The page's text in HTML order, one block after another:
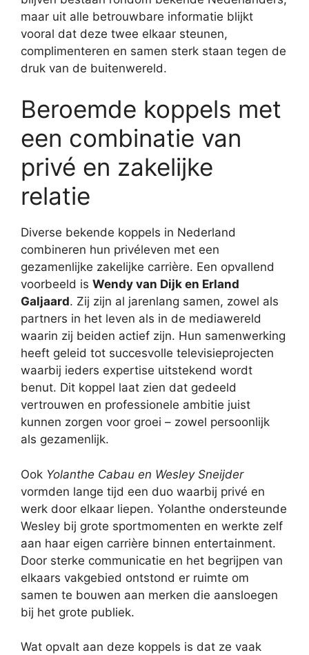
maar uit alle betrouwbare informatie blijkt
vooral dat deze twee elkaar steunen,
complimenteren en samen sterk staan tegen de
druk van de buitenwereld.
Beroemde koppels met
een combinatie van
privé en zakelijke
relatie
Diverse bekende koppels in Nederland
combineren hun privéleven met een
gezamenlijke zakelijke carrière. Een opvallend
voorbeeld is Wendy van Dijk en Erland
Galjaard. Zij zijn al jarenlang samen, zowel als
partners in het leven als in de mediawereld
waarin zij beiden actief zijn. Hun samenwerking
heeft geleid tot succesvolle televisieprojecten
waarbij ieders expertise uitstekend wordt
benut. Dit koppel laat zien dat gedeeld
vertrouwen en professionele ambitie juist
kunnen zorgen voor groei – zowel persoonlijk
als gezamenlijk.
Ook Yolanthe Cabau en Wesley Sneijder
vormden lange tijd een duo waarbij privé en
werk door elkaar liepen. Yolanthe ondersteunde
Wesley bij grote sportmomenten en werkte zelf
aan haar eigen carrière binnen entertainment.
Door sterke communicatie en het begrijpen van
elkaars vakgebied ontstond er ruimte om
samen te bouwen aan merken die aansloegen
bij het grote publiek.
Wat opvalt aan deze koppels is dat ze vaak